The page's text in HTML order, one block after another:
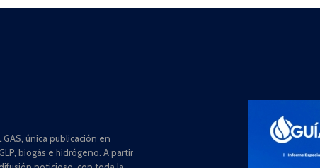
única publicación en
biogás e hidrógeno. A partir